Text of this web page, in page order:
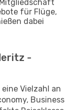
für Flüge,
dabei
-
Vielzahl an
Business